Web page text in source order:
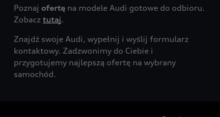
Poznaj ofertę na modele Audi gotowe do odbioru.
Zobacz tutaj.
Znajdź swoje Audi, wypełnij i wyślij formularz
kontaktowy. Zadzwonimy do Ciebie i
przygotujemy najlepszą ofertę na wybrany
samochód.